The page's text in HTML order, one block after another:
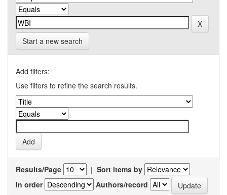
Start a new search
Add filters:
Use filters to refine the search results.
Results/Page | Sort items by
In order
Authors/record